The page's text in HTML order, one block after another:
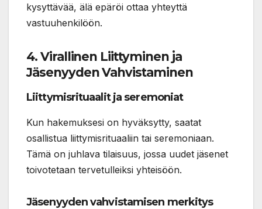
kysyttävää, älä epäröi ottaa yhteyttä
vastuuhenkilöön.
4. Virallinen Liittyminen ja
Jäsenyyden Vahvistaminen
Liittymisrituaalit ja seremoniat
Kun hakemuksesi on hyväksytty, saatat
osallistua liittymisrituaaliin tai seremoniaan.
Tämä on juhlava tilaisuus, jossa uudet jäsenet
toivotetaan tervetulleiksi yhteisöön.
Jäsenyyden vahvistamisen merkitys